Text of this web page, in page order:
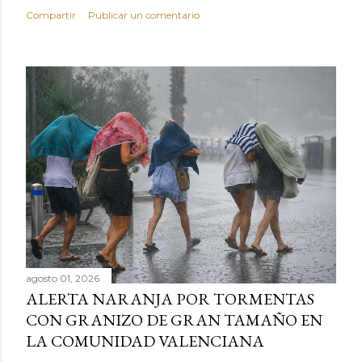
Compartir Publicar un comentario
agosto 01, 2026
ALERTA NARANJA POR TORMENTAS
CON GRANIZO DE GRAN TAMAÑO EN
LA COMUNIDAD VALENCIANA